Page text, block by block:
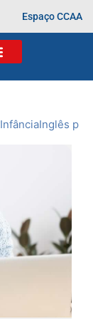
Espaço CCAA
InfânciaInglês